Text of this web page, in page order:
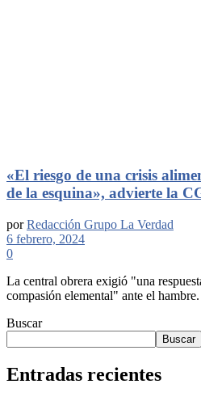
«El riesgo de una crisis
de la esquina», advierte la
por Redacción Grupo La Verdad
6 febrero, 2024
0
La central obrera exigió "una
compasión elemental" ante el hambre.
Buscar
Buscar
Entradas recientes